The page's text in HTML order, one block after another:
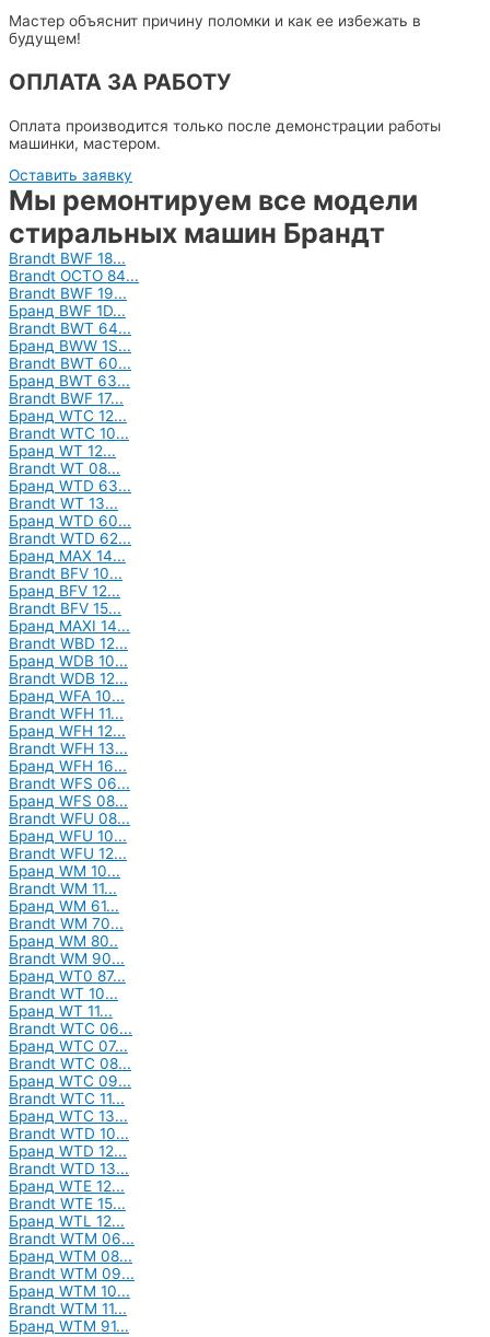
Мастер объяснит причину поломки и как ее избежать в
будущем!
ОПЛАТА ЗА РАБОТУ
Оплата производится только после демонстрации работы
машинки, мастером.
Оставить заявку
Мы ремонтируем все модели
стиральных машин Брандт
Brandt BWF 18...
Brandt OCTO 84...
Brandt BWF 19...
Бранд BWF 1D...
Brandt BWT 64...
Бранд BWW 1S...
Brandt BWT 60...
Бранд BWT 63...
Brandt BWF 17...
Бранд WTC 12...
Brandt WTC 10...
Бранд WT 12...
Brandt WT 08...
Бранд WTD 63...
Brandt WT 13...
Бранд WTD 60...
Brandt WTD 62...
Бранд MAX 14...
Brandt BFV 10...
Бранд BFV 12...
Brandt BFV 15...
Бранд MAXI 14...
Brandt WBD 12...
Бранд WDB 10...
Brandt WDB 12...
Бранд WFA 10...
Brandt WFH 11...
Бранд WFH 12...
Brandt WFH 13...
Бранд WFH 16...
Brandt WFS 06...
Бранд WFS 08...
Brandt WFU 08...
Бранд WFU 10...
Brandt WFU 12...
Бранд WM 10...
Brandt WM 11...
Бранд WM 61...
Brandt WM 70...
Бранд WM 80..
Brandt WM 90...
Бранд WT0 87...
Brandt WT 10...
Бранд WT 11...
Brandt WTC 06...
Бранд WTC 07...
Brandt WTC 08...
Бранд WTC 09...
Brandt WTC 11...
Бранд WTC 13...
Brandt WTD 10...
Бранд WTD 12...
Brandt WTD 13...
Бранд WTE 12...
Brandt WTE 15...
Бранд WTL 12...
Brandt WTM 06...
Бранд WTM 08...
Brandt WTM 09...
Бранд WTM 10...
Brandt WTM 11...
Бранд WTM 91...